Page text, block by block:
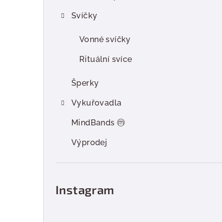
Svíčky
Vonné svíčky
Rituální svíce
Šperky
Vykuřovadla
MindBands ⓜ
Výprodej
Instagram